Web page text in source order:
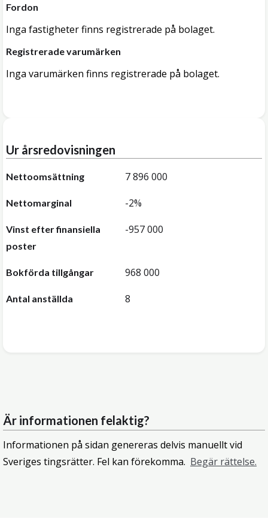
Fordon
Inga fastigheter finns registrerade på bolaget.
Registrerade varumärken
Inga varumärken finns registrerade på bolaget.
Ur årsredovisningen
Nettoomsättning 7 896 000
Nettomarginal -2%
Vinst efter finansiella
poster
-957 000
Bokförda tillgångar 968 000
Antal anställda 8
Är informationen felaktig?
Informationen på sidan genereras delvis manuellt vid
Sveriges tingsrätter. Fel kan förekomma. Begär rättelse.